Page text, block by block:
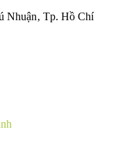
Nhuận‚ Tp. Hồ Chí